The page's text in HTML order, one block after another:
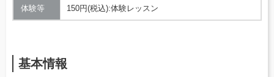
体験等 150円(税込):体験レッスン
基本情報